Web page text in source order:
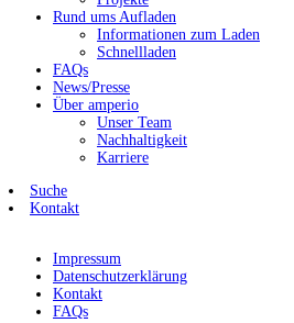
Rund ums Aufladen
Informationen zum Laden
Schnellladen
FAQs
News/Presse
Über amperio
Unser Team
Nachhaltigkeit
Karriere
Suche
Kontakt
Impressum
Datenschutzerklärung
Kontakt
FAQs